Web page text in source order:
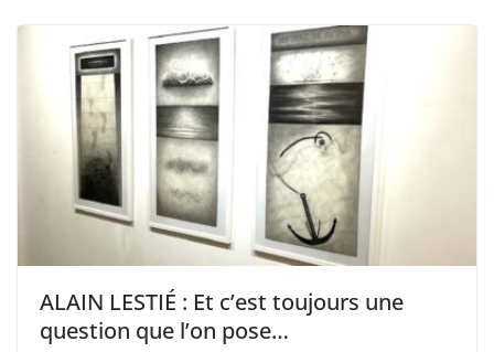
ALAIN LESTIÉ : Et c’est toujours une
question que l’on pose…